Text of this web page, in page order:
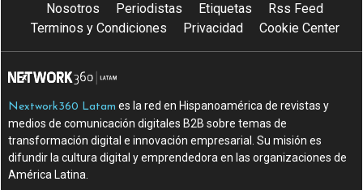
Nosotros Periodistas Etiquetas
Rss Feed
Terminos y Condiciones
Privacidad Cookie Center
Nextwork360 Latam es la red en Hispanoamérica de revistas y
medios de comunicación digitales B2B sobre temas de
transformación digital e innovación empresarial. Su misión es
difundir la cultura digital y emprendedora en las organizaciones de
América Latina.